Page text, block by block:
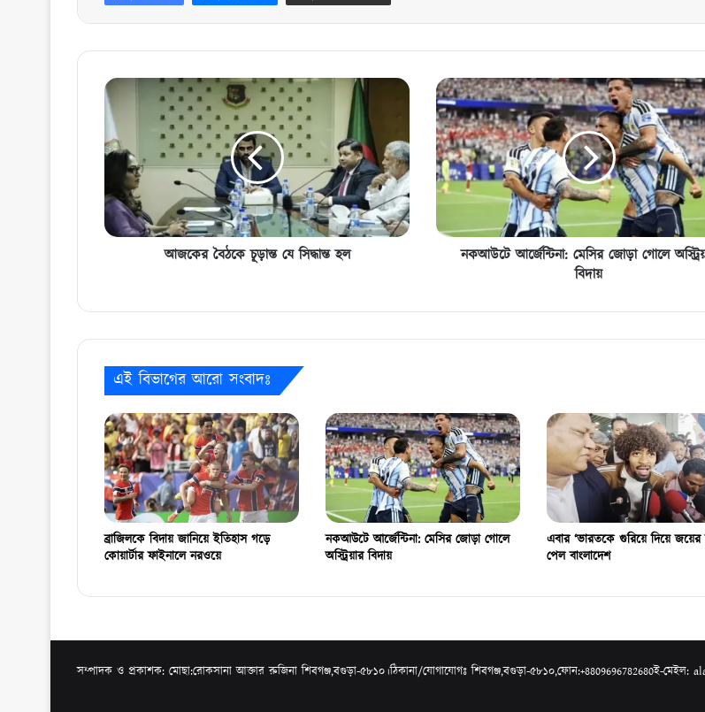
আজকের
বৈঠকে
চূড়ান্ত
যে
সিদ্ধান্ত
আজকের বৈঠকে চূড়ান্ত যে সিদ্ধান্ত হল
নকআউটে
আর্জেন্টিনা:
মেসির
জোড়া
গোলে
অস্ট্রিয়ার
বিদায়
নকআউটে আর্জেন্টিনা: মেসির জোড়া গোলে
বিদায়
এই বিভাগের আরো সংবাদঃ
ব্রাজিলকে বিদায় জানিয়ে ইতিহাস গড়ে
কোয়ার্টার ফাইনালে নরওয়ে
নকআউটে আর্জেন্টিনা: মেসির জোড়া গোলে
অস্ট্রিয়ার বিদায়
এবার ‘ভারতকে গুরিয়ে দিয়ে জয়ের
পেল বাংলাদেশ
সম্পাদক ও প্রকাশক: মোছা:রোকসানা আক্তার রুজিনা শিবগঞ্জ,বগুড়া-৫৮১০।ঠিকানা/যোগাযোগঃ শিবগঞ্জ,বগুড়া-৫৮১০,ফোন:+8809696782680ই-মেইল: